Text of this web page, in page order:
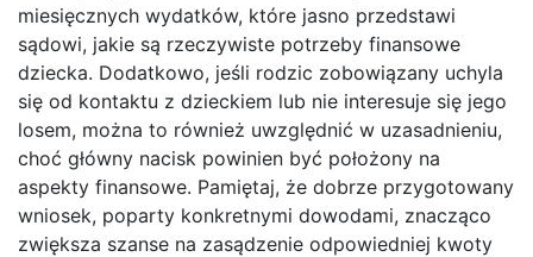
miesięcznych wydatków, które jasno przedstawi
sądowi, jakie są rzeczywiste potrzeby finansowe
dziecka. Dodatkowo, jeśli rodzic zobowiązany uchyla
się od kontaktu z dzieckiem lub nie interesuje się jego
losem, można to również uwzględnić w uzasadnieniu,
choć główny nacisk powinien być położony na
aspekty finansowe. Pamiętaj, że dobrze przygotowany
wniosek, poparty konkretnymi dowodami, znacząco
zwiększa szanse na zasądzenie odpowiedniej kwoty